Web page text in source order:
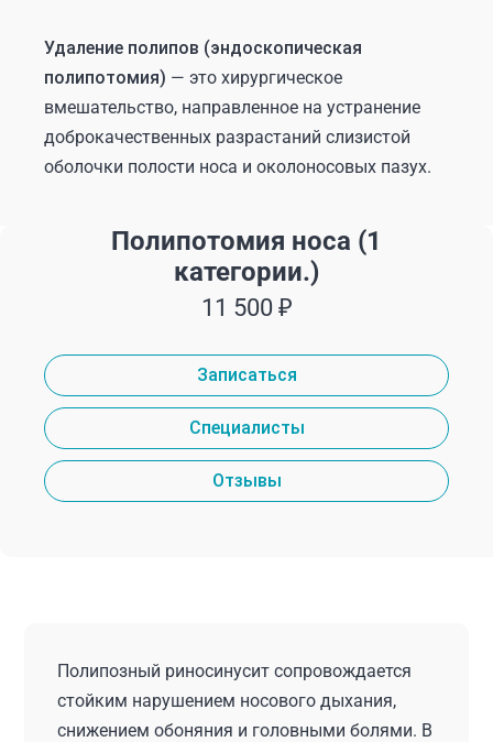
Удаление полипов (эндоскопическая
полипотомия) — это хирургическое
вмешательство, направленное на устранение
доброкачественных разрастаний слизистой
оболочки полости носа и околоносовых пазух.
Полипотомия носа (1
категории.)
11 500 ₽
Записаться
Специалисты
Отзывы
Полипозный риносинусит сопровождается
стойким нарушением носового дыхания,
снижением обоняния и головными болями. В